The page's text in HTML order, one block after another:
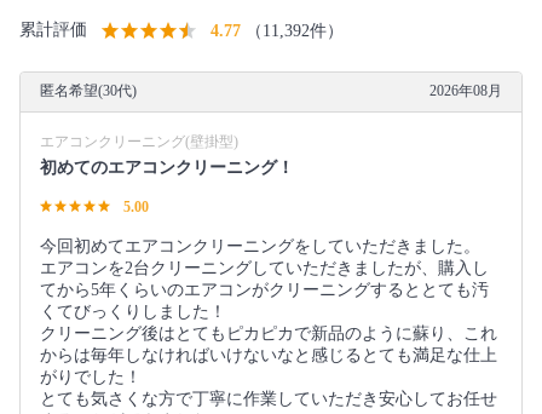
累計評価 4.77 （11,392件）
匿名希望(30代) 2026年08月
エアコンクリーニング(壁掛型)
初めてのエアコンクリーニング！
5.00
今回初めてエアコンクリーニングをしていただきました。
エアコンを2台クリーニングしていただきましたが、購入し
てから5年くらいのエアコンがクリーニングするととても汚
くてびっくりしました！
クリーニング後はとてもピカピカで新品のように蘇り、これ
からは毎年しなければいけないなと感じるとても満足な仕上
がりでした！
とても気さくな方で丁寧に作業していただき安心してお任せ